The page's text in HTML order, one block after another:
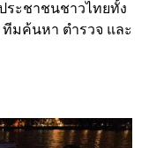
ระชาชนชาวไทยทั้ง
ทีมค้นหา ตำรวจ และ